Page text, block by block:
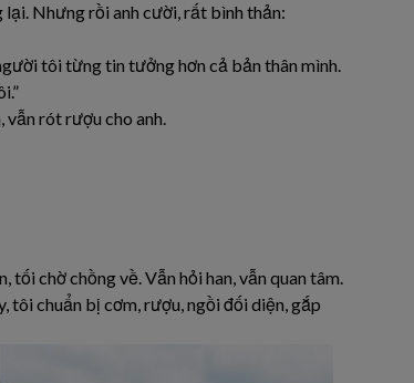
Nhưng rồi anh cười, rất bình thản:
tôi từng tin tưởng hơn cả bản thân mình.
vẫn rót rượu cho anh.
tối chờ chồng về. Vẫn hỏi han, vẫn quan tâm.
tôi chuẩn bị cơm, rượu, ngồi đối diện, gắp